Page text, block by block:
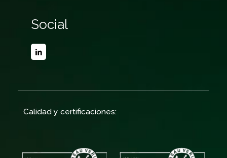
Social
Calidad y certificaciones: